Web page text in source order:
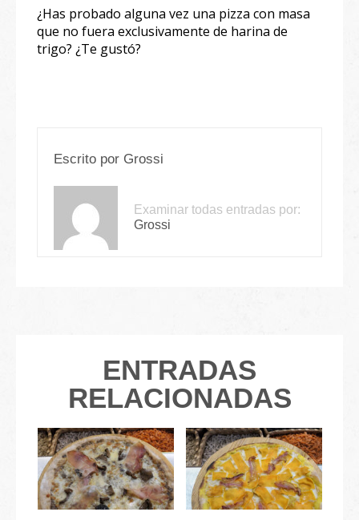
¿Has probado alguna vez una pizza con masa
que no fuera exclusivamente de harina de
trigo? ¿Te gustó?⁣
Escrito por Grossi
Examinar todas entradas por:
Grossi
ENTRADAS
RELACIONADAS